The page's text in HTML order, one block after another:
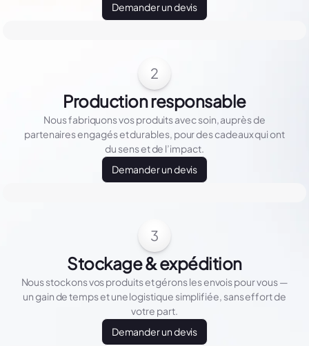
Demander un devis
2
Production responsable
Nous fabriquons vos produits avec soin, auprès de
partenaires engagés et durables, pour des cadeaux qui ont
du sens et de l’impact.
Demander un devis
3
Stockage & expédition
Nous stockons vos produits et gérons les envois pour vous —
un gain de temps et une logistique simplifiée, sans effort de
votre part.
Demander un devis